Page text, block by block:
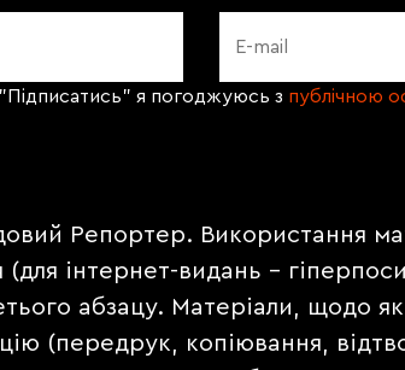
я погоджуюсь з публічною
Репортер. Використання
(для інтернет-видань -
абзацу. Матеріали, щодо
(передрук, копіювання,